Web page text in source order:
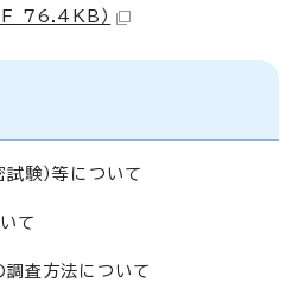
76.4KB）
験）等について
て
査方法について